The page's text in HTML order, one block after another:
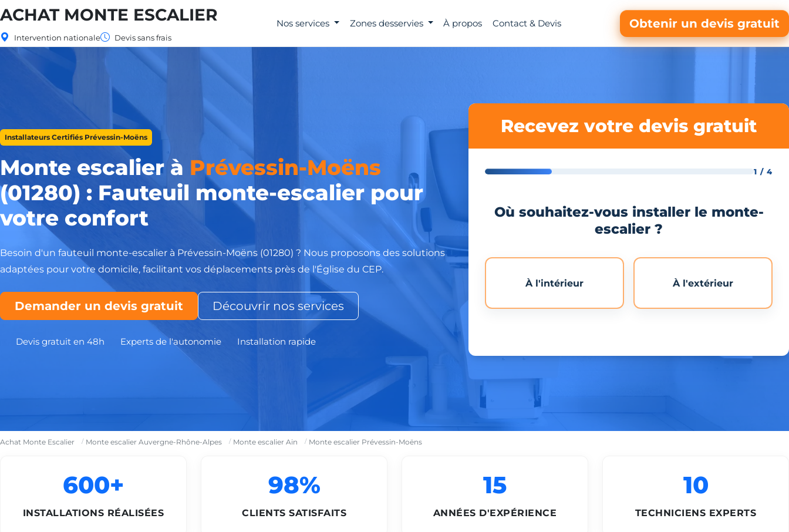
ACHAT MONTE ESCALIER
Intervention nationale Devis sans frais
Nos services Zones desservies À propos Contact & Devis Obtenir un devis gratuit
Installateurs Certifiés Prévessin-Moëns
Monte escalier à Prévessin-Moëns
(01280) : Fauteuil monte-escalier pour
votre confort
Besoin d'un fauteuil monte-escalier à Prévessin-Moëns (01280) ? Nous proposons des solutions
adaptées pour votre domicile, facilitant vos déplacements près de l'Église du CEP.
Demander un devis gratuit Découvrir nos services
Devis gratuit en 48h Experts de l'autonomie Installation rapide
Recevez votre devis gratuit
1 / 4
Où souhaitez-vous installer le monte-
escalier ?
À l'intérieur À l'extérieur
Achat Monte Escalier Monte escalier Auvergne-Rhône-Alpes Monte escalier Ain Monte escalier Prévessin-Moëns
600+
INSTALLATIONS RÉALISÉES
98%
CLIENTS SATISFAITS
15
ANNÉES D'EXPÉRIENCE
10
TECHNICIENS EXPERTS